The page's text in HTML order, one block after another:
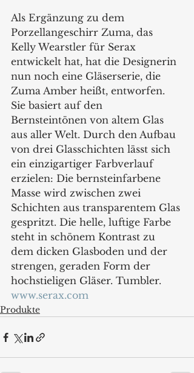
Als Ergänzung zu dem
Porzellangeschirr Zuma, das
Kelly Wearstler für Serax
entwickelt hat, hat die Designerin
nun noch eine Gläserserie, die
Zuma Amber heißt, entworfen.
Sie basiert auf den
Bernsteintönen von altem Glas
aus aller Welt. Durch den Aufbau
von drei Glasschichten lässt sich
ein einzigartiger Farbverlauf
erzielen: Die bernsteinfarbene
Masse wird zwischen zwei
Schichten aus transparentem Glas
gespritzt. Die helle, luftige Farbe
steht in schönem Kontrast zu
dem dicken Glasboden und der
strengen, geraden Form der
hochstieligen Gläser. Tumbler.
www.serax.com
Produkte